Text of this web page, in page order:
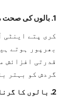
1. بالوں کی صحت مند نشوونما میں مدد
کری پتے اینٹی
بھرپور ہوتے
قدرتی افزائش
گردش کو بہتر
2. بالوں کا گرنا کم کرتا ہے